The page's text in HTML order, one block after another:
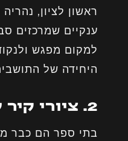
ראשון לציון,
ענקיים שמרכזים
למקום מפגש
היחידה של
2. ציורי קיר לבתי ספר ולמוסדות חינוך
בתי ספר הם כבר